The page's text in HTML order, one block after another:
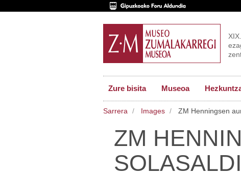
Zure bisita Museoa
Sarrera Images ZM Henningsen
ZM